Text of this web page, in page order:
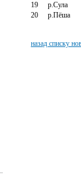
19
р.Сула
20
р.Пёша
назад списку